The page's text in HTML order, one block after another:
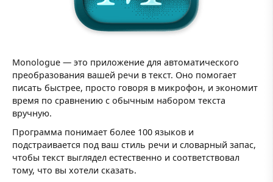
Monologue — это приложение для автоматического
преобразования вашей речи в текст. Оно помогает
писать быстрее, просто говоря в микрофон, и экономит
время по сравнению с обычным набором текста
вручную.
Программа понимает более 100 языков и
подстраивается под ваш стиль речи и словарный запас,
чтобы текст выглядел естественно и соответствовал
тому, что вы хотели сказать.